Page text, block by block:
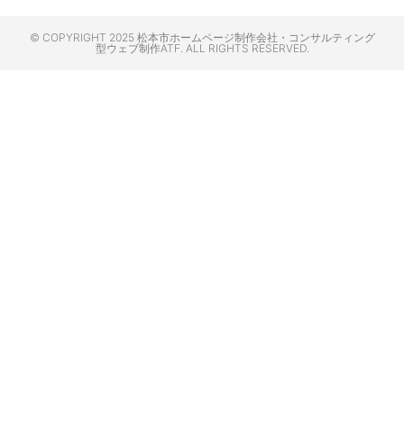
© COPYRIGHT 2025 松本市ホームページ制作会社・コンサルティング
型ウェブ制作ATF. ALL RIGHTS RESERVED.